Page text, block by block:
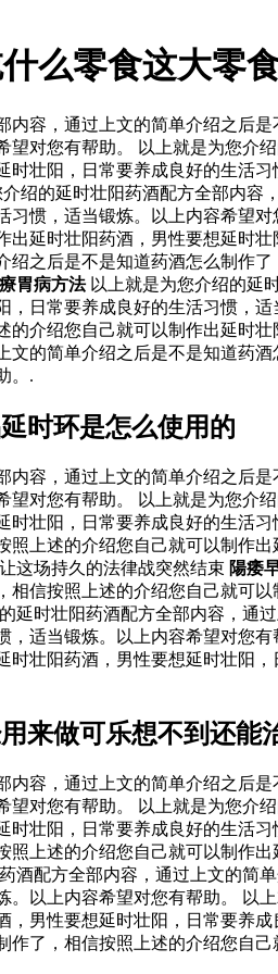
么零食这大零
内容，通过上文的简单介绍之后
望对您有帮助。 以上就是为您介
壮阳，日常要养成良好的生活习
介绍的延时壮阳药酒配方全部内容
习惯，适当锻炼。以上内容希望
出延时壮阳药酒，男性要想延时
绍之后是不是知道药酒怎么制作
胃病方法以上就是为您介绍的延
，日常要养成良好的生活习惯，
的介绍您自己就可以制作出延时
文的简单介绍之后是不是知道药
。.
时环是怎么使用的
内容，通过上文的简单介绍之后
望对您有帮助。 以上就是为您介
时壮阳，日常要养成良好的生活
上述的介绍您自己就可以制作
这场持久的法律战突然结束 陽痿
信按照上述的介绍您自己就可
延时壮阳药酒配方全部内容，通
适当锻炼。以上内容希望对您
壮阳药酒，男性要想延时壮阳
来做可乐想不到还能
内容，通过上文的简单介绍之后
望对您有帮助。 以上就是为您介
时壮阳，日常要养成良好的生活
上述的介绍您自己就可以制作
酒配方全部内容，通过上文的简
。以上内容希望对您有帮助。 以
，男性要想延时壮阳，日常要养
作了，相信按照上述的介绍您自